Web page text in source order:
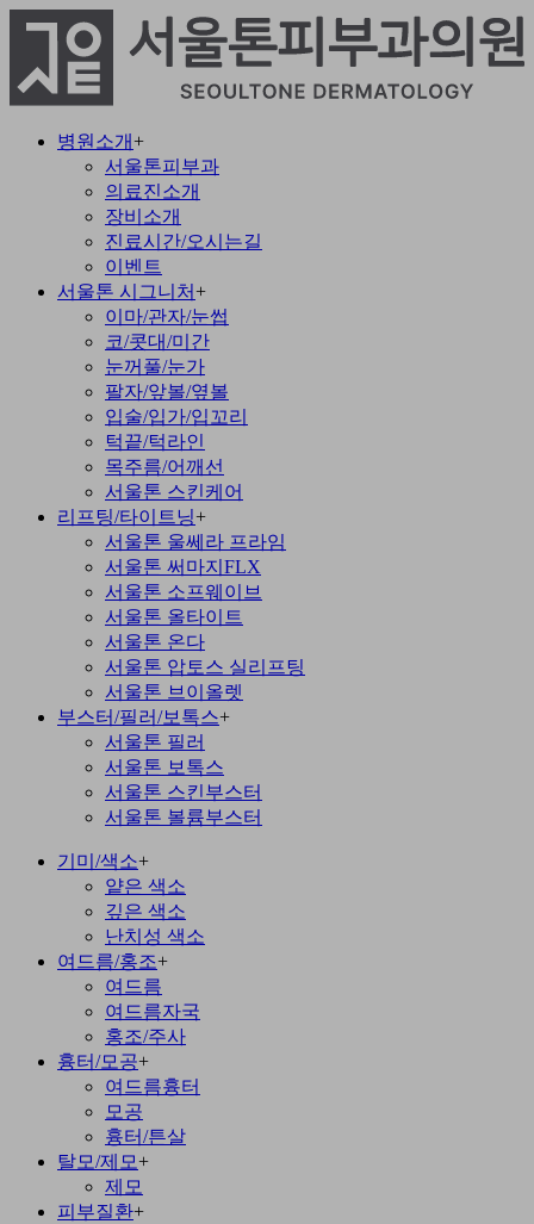
병원소개+
서울톤피부과
의료진소개
장비소개
진료시간/오시는길
이벤트
서울톤 시그니처+
이마/관자/눈썹
코/콧대/미간
눈꺼풀/눈가
팔자/앞볼/옆볼
입술/입가/입꼬리
턱끝/턱라인
목주름/어깨선
서울톤 스킨케어
리프팅/타이트닝+
서울톤 울쎄라 프라임
서울톤 써마지FLX
서울톤 소프웨이브
서울톤 올타이트
서울톤 온다
서울톤 압토스 실리프팅
서울톤 브이올렛
부스터/필러/보톡스+
서울톤 필러
서울톤 보톡스
서울톤 스킨부스터
서울톤 볼륨부스터
기미/색소+
얕은 색소
깊은 색소
난치성 색소
여드름/홍조+
여드름
여드름자국
홍조/주사
흉터/모공+
여드름흉터
모공
흉터/튼살
탈모/제모+
제모
피부질환+